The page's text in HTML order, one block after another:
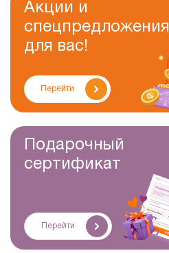
Акции и
спецпредложения
для вас!
Перейти
Подарочный
сертификат
Перейти